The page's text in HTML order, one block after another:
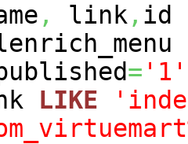
, link, id
= '1'
LIKE